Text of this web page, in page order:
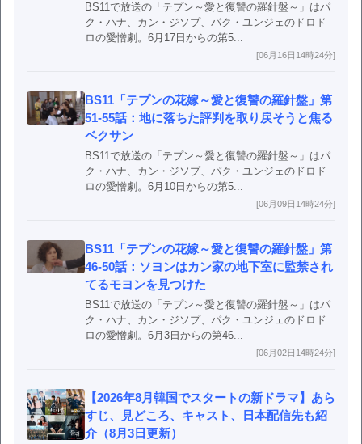
BS11で放送の「テプン～愛と復讐の羅針盤～」はパ
ク・ハナ、カン・ジソプ、パク・ユンジェのドロド
ロの愛憎劇。6月17日からの第5...
[06月16日14時24分]
BS11「テプンの花嫁～愛と復讐の羅針盤」第
51-55話：地に落ちた評判を取り戻そうと焦る
ベクサン
BS11で放送の「テプン～愛と復讐の羅針盤～」はパ
ク・ハナ、カン・ジソプ、パク・ユンジェのドロド
ロの愛憎劇。6月10日からの第5...
[06月09日14時24分]
BS11「テプンの花嫁～愛と復讐の羅針盤」第
46-50話：ソヨンはカン家の地下室に監禁され
てるモヨンを見つけた
BS11で放送の「テプン～愛と復讐の羅針盤～」はパ
ク・ハナ、カン・ジソプ、パク・ユンジェのドロド
ロの愛憎劇。6月3日からの第46...
[06月02日14時24分]
【2026年8月韓国でスタートの新ドラマ】あら
すじ、見どころ、キャスト、日本配信先も紹
介（8月3日更新）